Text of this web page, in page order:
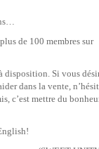
de 100 membres sur
disposition. Si vous
dans la vente,
c’est mettre du